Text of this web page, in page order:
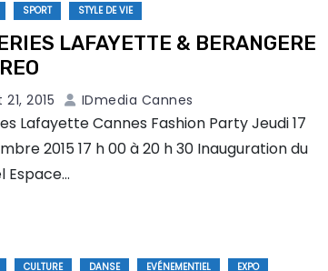
SPORT STYLE DE VIE
LAFAYETTE & BERANGERE
2015 IDmedia Cannes
Lafayette Cannes Fashion Party Jeudi 17
2015 17 h 00 à 20 h 30 Inauguration du
Espace…
CULTURE DANSE EVÉNEMENTIEL
EXPO